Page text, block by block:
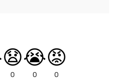
😧
0
😭
0
😡
0